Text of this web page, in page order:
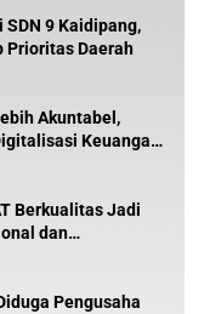
9 Kaidipang,
Prioritas Daerah
Akuntabel,
Keuangan
Berkualitas Jadi
dan
Pengusaha